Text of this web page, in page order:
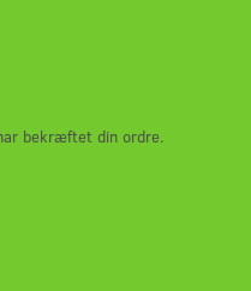
bekræftet din ordre.